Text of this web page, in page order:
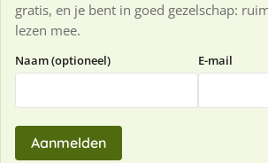
gratis, en je bent in goed gezelschap:
lezen mee.
Naam (optioneel) E-mail
Aanmelden